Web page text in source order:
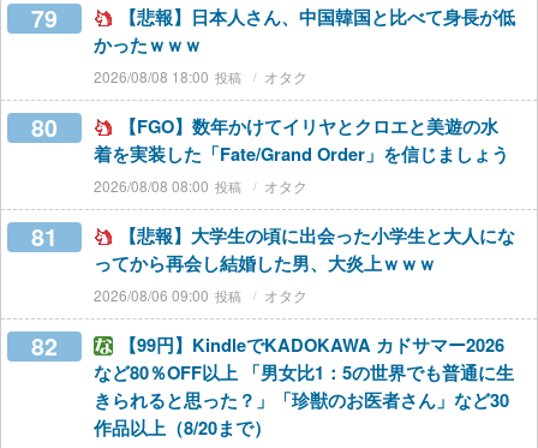
79
【悲報】日本人さん、中国韓国と比べて身長が低
かったｗｗｗ
2026/08/08 18:00 オタク
80
【FGO】数年かけてイリヤとクロエと美遊の水
着を実装した「Fate/Grand Order」を信じましょう
2026/08/08 08:00 オタク
81
【悲報】大学生の頃に出会った小学生と大人にな
ってから再会し結婚した男、大炎上ｗｗｗ
2026/08/06 09:00 オタク
82
【99円】KindleでKADOKAWA カドサマー2026
など80％OFF以上 「男女比1：5の世界でも普通に生
きられると思った？」「珍獣のお医者さん」など30
作品以上（8/20まで）